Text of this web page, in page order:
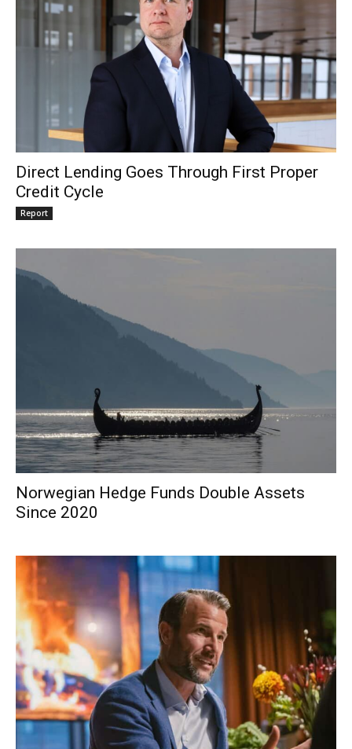
Direct Lending Goes Through First Proper
Credit Cycle
Report
Norwegian Hedge Funds Double Assets
Since 2020